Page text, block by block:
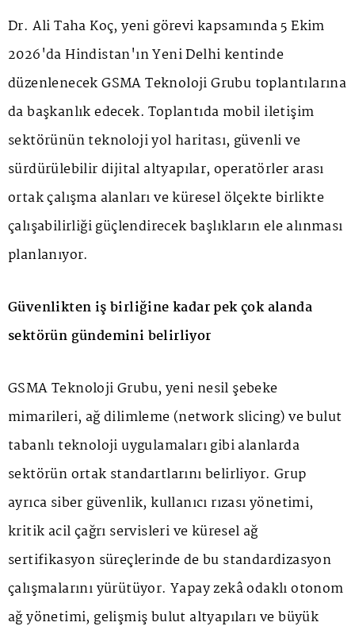
Dr. Ali Taha Koç, yeni görevi kapsamında 5 Ekim
2026'da Hindistan'ın Yeni Delhi kentinde
düzenlenecek GSMA Teknoloji Grubu toplantılarına
da başkanlık edecek. Toplantıda mobil iletişim
sektörünün teknoloji yol haritası, güvenli ve
sürdürülebilir dijital altyapılar, operatörler arası
ortak çalışma alanları ve küresel ölçekte birlikte
çalışabilirliği güçlendirecek başlıkların ele alınması
planlanıyor.
Güvenlikten iş birliğine kadar pek çok alanda
sektörün gündemini belirliyor
GSMA Teknoloji Grubu, yeni nesil şebeke
mimarileri, ağ dilimleme (network slicing) ve bulut
tabanlı teknoloji uygulamaları gibi alanlarda
sektörün ortak standartlarını belirliyor. Grup
ayrıca siber güvenlik, kullanıcı rızası yönetimi,
kritik acil çağrı servisleri ve küresel ağ
sertifikasyon süreçlerinde de bu standardizasyon
çalışmalarını yürütüyor. Yapay zekâ odaklı otonom
ağ yönetimi, gelişmiş bulut altyapıları ve büyük